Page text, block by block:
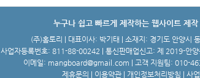
누구나 쉽고 빠르게 제작하는 웹사이트 제
(주)홈토리 | 대표이사: 박기태 | 소재지: 경기도 안양시
사업자등록번호: 811-88-00242 | 통신판매업신고: 제 2019-안
이메일: mangboard@gmail.com | 고객 지원팀: 010-
제휴문의
이용약관 개인정보처리방침 사